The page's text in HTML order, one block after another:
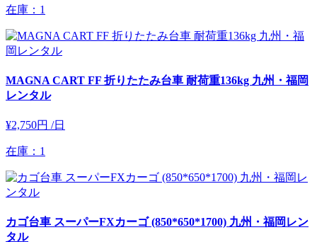
在庫：1
MAGNA CART FF 折りたたみ台車 耐荷重136kg 九州・福岡
レンタル
¥2,750円 /日
在庫：1
カゴ台車 スーパーFXカーゴ (850*650*1700) 九州・福岡レン
タル